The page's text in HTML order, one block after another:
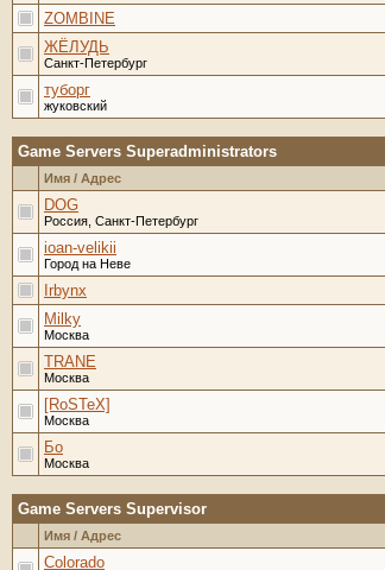
ZOMBINE
ЖЁЛУДЬ
Санкт-Петербург
туборг
жуковский
Game Servers Superadministrators
Имя / Адрес
DOG
Россия, Санкт-Петербург
ioan-velikii
Город на Неве
Irbynx
Milky
Москва
TRANE
Москва
[RoSTeX]
Москва
Бо
Москва
Game Servers Supervisor
Имя / Адрес
Colorado